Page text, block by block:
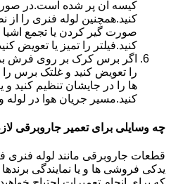
کیسه آن پر شده است.در
کنید.همچنین لوله فنری را از
صورت گیر کردن یا تجمع
کنید.فیلتر را تمیز یا تعویض
اگر برس کرک بر روی فرش
را تعویض کنید و غلتک برس را
ها را در جایشان تنظیم کنید
کنید.مسیر جریان هوا در لوله
چه وسایلی برای تعمیر جاروبرقی
قطعات جاروبرقی مانند لوله فنری
یدکی فروشی ها و یا نمایندگی